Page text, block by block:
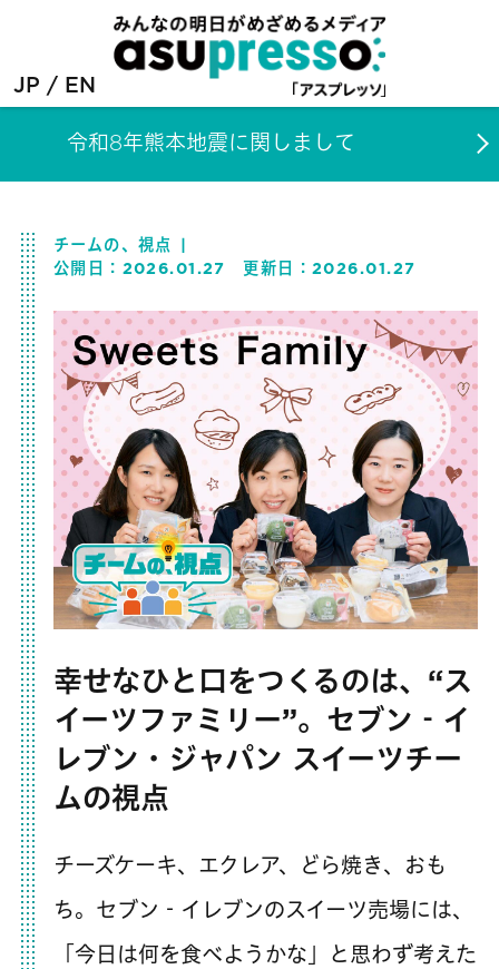
JP EN
令和8年熊本地震に関しまして
チームの、視点
公開日： 2026.01.27 更新日：2026.01.27
幸せなひと口をつくるのは、“ス
イーツファミリー”。セブン‐イ
レブン・ジャパン スイーツチー
ムの視点
チーズケーキ、エクレア、どら焼き、おも
ち。セブン‐イレブンのスイーツ売場には、
「今日は何を食べようかな」と思わず考えた